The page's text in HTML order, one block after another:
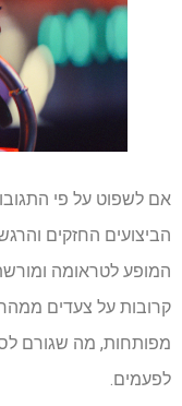
אם לשפוט על פי
הביצועים החזקים
המופע לטראומה
קרובות על צעדים
מפותחות, מה שגורם
לפעמים.